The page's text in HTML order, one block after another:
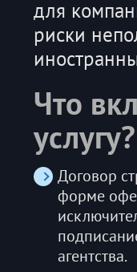
для
риски
Что
услугу?
Договор
форме
агентства.